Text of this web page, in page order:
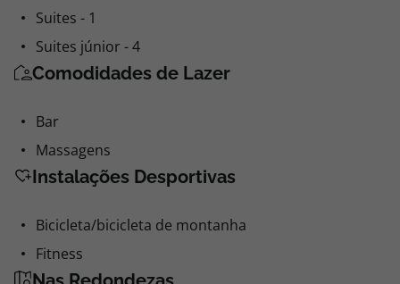
Suites - 1
Suites júnior - 4
Comodidades de Lazer
Bar
Massagens
Instalações Desportivas
Bicicleta/bicicleta de montanha
Fitness